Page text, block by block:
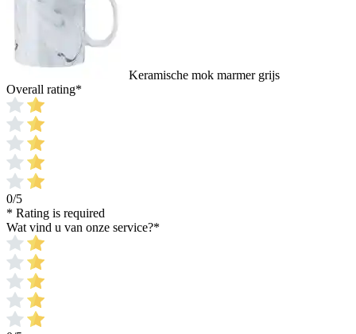
Keramische mok marmer grijs
Overall rating*
0/5
* Rating is required
Wat vind u van onze service?*